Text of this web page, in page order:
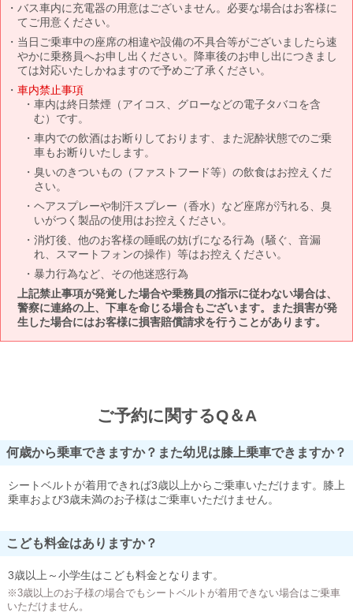
バス車内に充電器の用意はございません。必要な場合はお客様に
てご用意ください。
当日ご乗車中の座席の相違や設備の不具合等がございましたら速
やかに乗務員へお申し出ください。降車後のお申し出につきまし
ては対応いたしかねますので予めご了承ください。
車内禁止事項
車内は終日禁煙（アイコス、グローなどの電子タバコを含
む）です。
車内での飲酒はお断りしております、また泥酔状態でのご乗
車もお断りいたします。
臭いのきついもの（ファストフード等）の飲食はお控えくだ
さい。
ヘアスプレーや制汗スプレー（香水）など座席が汚れる、臭
いがつく製品の使用はお控えください。
消灯後、他のお客様の睡眠の妨げになる行為（騒ぐ、音漏
れ、スマートフォンの操作）等はお控えください。
暴力行為など、その他迷惑行為
上記禁止事項が発覚した場合や乗務員の指示に従わない場合は、
警察に連絡の上、下車を命じる場合もございます。また損害が発
生した場合にはお客様に損害賠償請求を行うことがあります。
ご予約に関するQ＆A
何歳から乗車できますか？また幼児は膝上乗車できますか？
シートベルトが着用できれば3歳以上からご乗車いただけます。膝上
乗車および3歳未満のお子様はご乗車いただけません。
こども料金はありますか？
3歳以上～小学生はこども料金となります。
※3歳以上のお子様の場合でもシートベルトが着用できない場合はご乗車
いただけません。